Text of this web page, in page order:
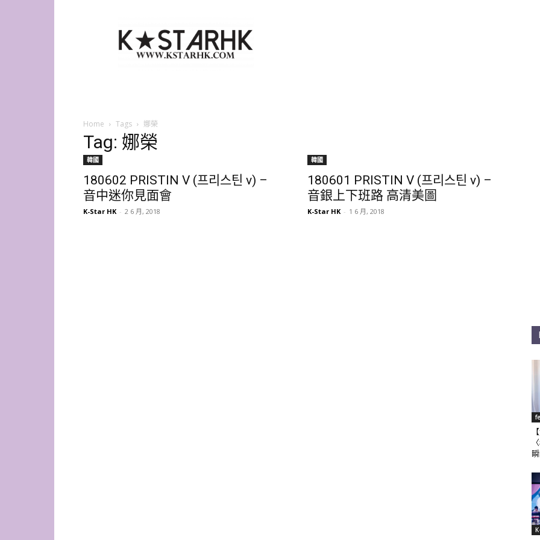
Star
HK
Home Tags 娜榮
Tag: 娜榮
韓國
180602 PRISTIN V (프리스틴 v) –
音中迷你見面會
K-Star HK - 2 6 月, 2018
韓國
180601 PRISTIN V (프리스틴 v) –
音銀上下班路 高清美圖
K-Star HK - 1 6 月, 2018